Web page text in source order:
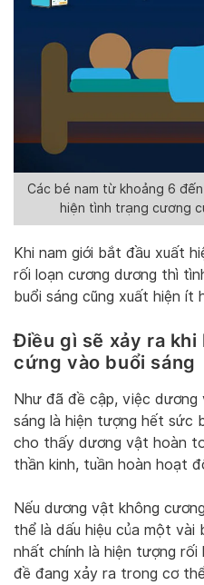
Các bé nam từ khoảng 6
hiện tình trạng cương
Khi nam giới bắt đầu xuất
rối loạn cương dương thì
buổi sáng cũng xuất hiện ít
Điều gì sẽ xảy ra
cứng vào buổi sáng
Như đã đề cập, việc
sáng là hiện tượng hết sức
cho thấy dương vật hoàn
thần kinh, tuần hoàn hoạt
Nếu dương vật không
thể là dấu hiệu của một vài
nhất chính là hiện tượng rối
đề đang xảy ra trong cơ